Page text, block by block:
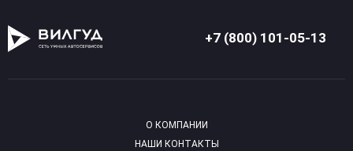
+7 (800) 101-05-13
О КОМПАНИИ
НАШИ КОНТАКТЫ